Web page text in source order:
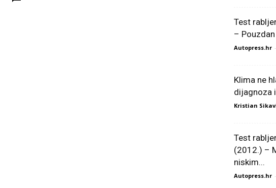
Test
–
Autopress.hr -
Klima ne
dijagnoza
Kristian
Test
(2012.) –
niskim...
Autopress.hr -